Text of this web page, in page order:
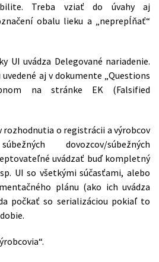
Treba vziať do úvahy aj
obalu lieku a „neprepĺňať“
UI uvádza Delegované nariadenie.
aj v dokumente „Questions
na stránke EK (Falsified
o registrácii a výrobcov
dovozcov/súbežných
uvádzať buď kompletný
UI so všetkými súčasťami, alebo
plánu (ako ich uvádza
počkať so serializáciou pokiaľ to